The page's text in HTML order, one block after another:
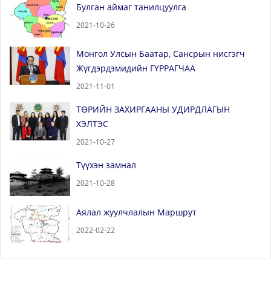
Булган аймаг танилцуулга
2021-10-26
Монгол Улсын Баатар, Сансрын нисгэгч
Жүгдэрдэмидийн ГҮРРАГЧАА
2021-11-01
ТӨРИЙН ЗАХИРГААНЫ УДИРДЛАГЫН
ХЭЛТЭС
2021-10-27
Түүхэн замнал
2021-10-28
Аялал жуулчлалын Маршрут
2022-02-22